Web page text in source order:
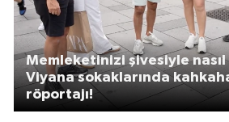
Memleketinizi şivesiyle nasıl
Viyana sokaklarında
röportajı!